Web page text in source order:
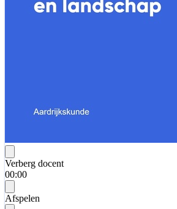
Verberg docent
00:00
Afspelen